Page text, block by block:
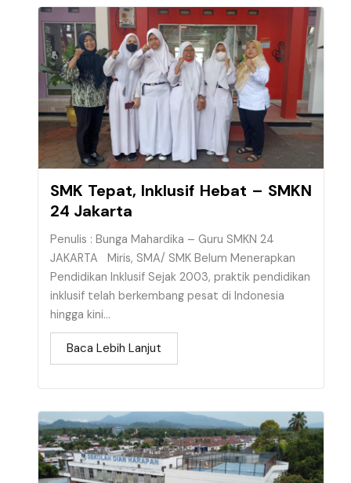
SMK Tepat, Inklusif Hebat – SMKN
24 Jakarta
Penulis : Bunga Mahardika – Guru SMKN 24
JAKARTA Miris, SMA/ SMK Belum Menerapkan
Pendidikan Inklusif Sejak 2003, praktik pendidikan
inklusif telah berkembang pesat di Indonesia
hingga kini...
Baca Lebih Lanjut